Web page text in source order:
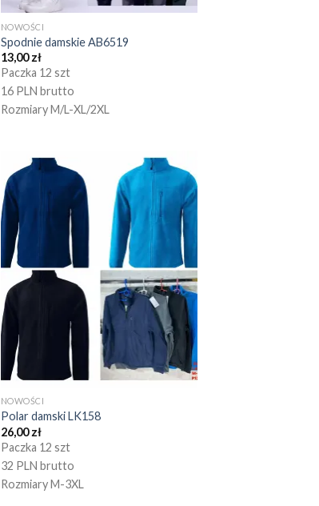
NOWOŚCI
Spodnie damskie AB6519
13,00zł
Paczka 12 szt
16 PLN brutto
Rozmiary M/L-XL/2XL
NOWOŚCI
Polar damski LK158
26,00zł
Paczka 12 szt
32 PLN brutto
Rozmiary M-3XL